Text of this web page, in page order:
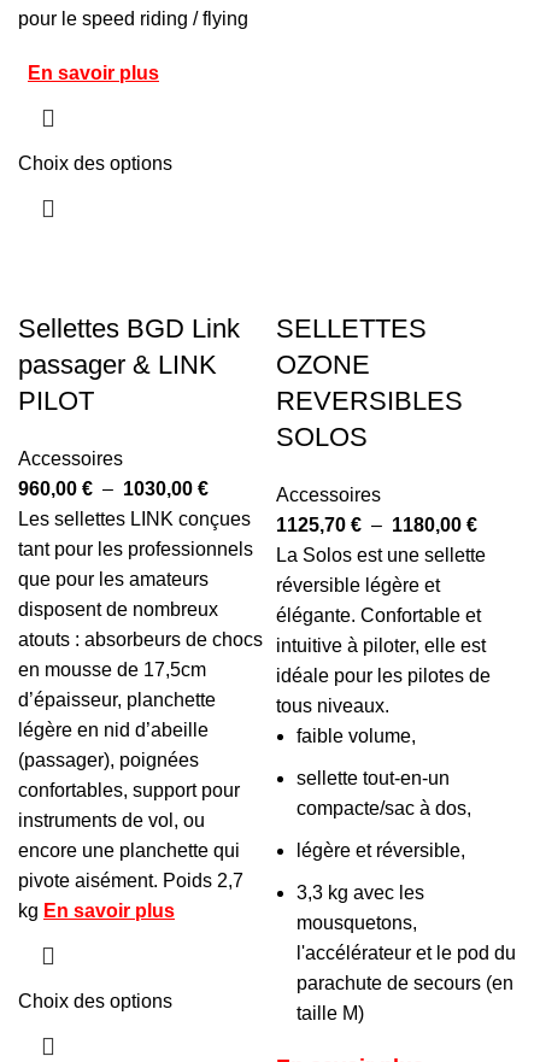
pour le speed riding / flying
En savoir plus
Choix des options
Sellettes BGD Link
passager & LINK
PILOT
Accessoires
960,00 € – 1030,00 €
Les sellettes LINK conçues
tant pour les professionnels
que pour les amateurs
disposent de nombreux
atouts : absorbeurs de chocs
en mousse de 17,5cm
d’épaisseur, planchette
légère en nid d’abeille
(passager), poignées
confortables, support pour
instruments de vol, ou
encore une planchette qui
pivote aisément. Poids 2,7
kg En savoir plus
Choix des options
SELLETTES
OZONE
REVERSIBLES
SOLOS
Accessoires
1125,70 € – 1180,00 €
La Solos est une sellette
réversible légère et
élégante. Confortable et
intuitive à piloter, elle est
idéale pour les pilotes de
tous niveaux.
faible volume,
sellette tout-en-un
compacte/sac à dos,
légère et réversible,
3,3 kg avec les
mousquetons,
l'accélérateur et le pod du
parachute de secours (en
taille M)